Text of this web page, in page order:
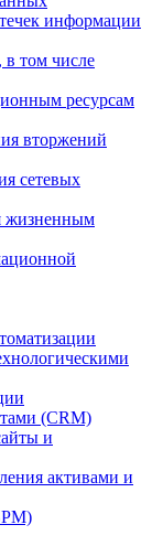
информации
в том числе
ресурсам
вторжений
сетевых
жизненным
(CRM)
и
активами и